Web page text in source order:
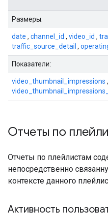
Размеры:
date , channel_id , video_id ,
traffic_source_detail ,
Показатели:
video_thumbnail_impressions ,
Отчеты по
Отчеты по плейлистам
непосредственно
контексте данного
Активность